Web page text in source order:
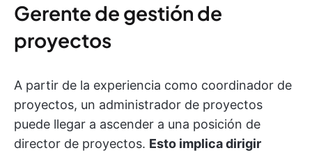
Gerente de gestión de
proyectos
A partir de la experiencia como coordinador de
proyectos, un administrador de proyectos
puede llegar a ascender a una posición de
director de proyectos. Esto implica dirigir